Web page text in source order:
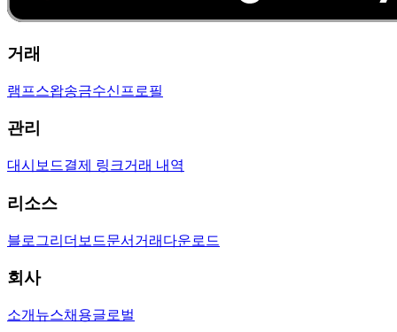
거래
램프스왑송금수신 프로필
관리
대시보드결제 링크거래 내역
리소스
블로그리더보드문서 거래 다운로드
회사
소개 뉴스채용글로벌